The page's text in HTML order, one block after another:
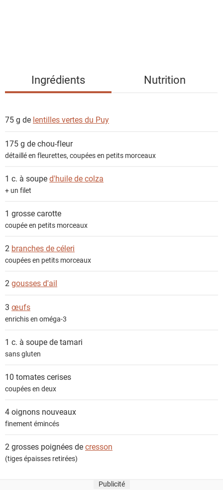
i
n
s
Ingrédients Nutrition
75 g de lentilles vertes du Puy
175 g dechou-fleur
détaillé en fleurettes, coupées en petits morceaux
1 c. à souped'huile de colza
+ un filet
1 grossecarotte
coupée en petits morceaux
2 branches de céleri
coupées en petits morceaux
2 gousses d'ail
3 œufs
enrichis en oméga-3
1 c. à soupe detamari
sans gluten
10 tomates cerises
coupées en deux
4oignons nouveaux
finement émincés
2 grosses poignées decresson
(tiges épaisses retirées)
Publicité